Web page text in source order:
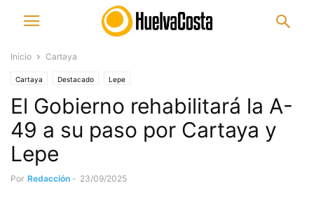
Inicio Cartaya
Cartaya Destacado Lepe
El Gobierno rehabilitará la A-
49 a su paso por Cartaya y
Lepe
Por Redacción - 23/09/2025